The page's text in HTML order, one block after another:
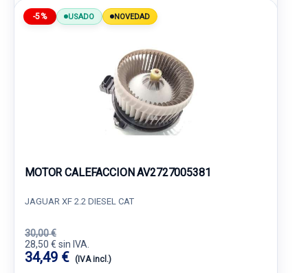
-5% USADO NOVEDAD
MOTOR CALEFACCION AV2727005381
JAGUAR XF 2.2 DIESEL CAT
30,00 €
28,50 € sin IVA.
34,49 € (IVA incl.)